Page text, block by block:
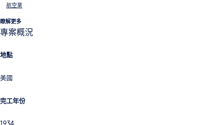
航空業
瞭解更多
專案概況
地點
美國
完工年份